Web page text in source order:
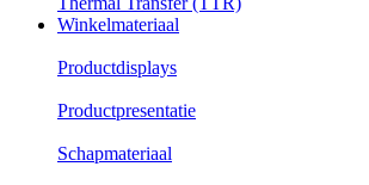
Winkelmateriaal
Productdisplays
Productpresentatie
Schapmateriaal